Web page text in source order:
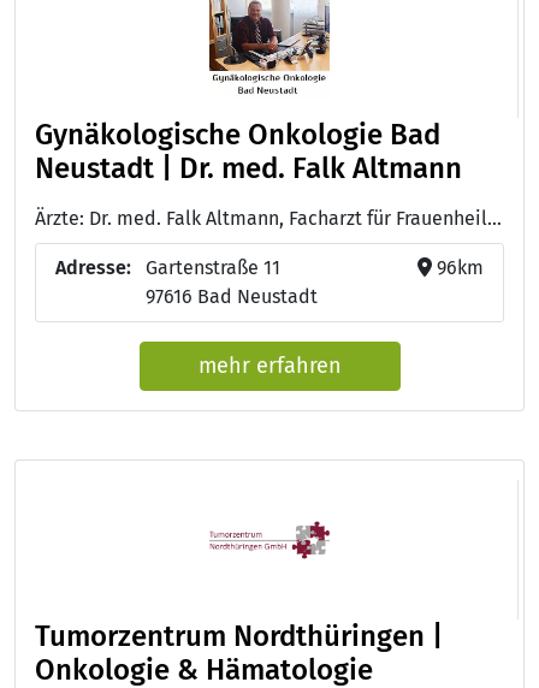
Gynäkologische Onkologie Bad
Neustadt | Dr. med. Falk Altmann
Ärzte: Dr. med. Falk Altmann, Facharzt für Frauenheilkunde mit Geburtshilfe, gynäkologischer Onkologe - Julia Rott, Arzthelferin, Fachkraft für Mammadiagnostik - Sandra Menninger, Examinierte Krankenschwester, Mammographie, Qualitätsmanagementbeauftragte - Karin Heilmann, Krankenschwester, medizinisch - onkologische Fachangestellte - Melanie Caspari, Arzthelferin, Gesundheits- und Krankenpflegerin - Barbara Schreiber, Arzthelferin - Melanie Hofmann, Arzthelferin
Adresse:
Gartenstraße 11
97616 Bad Neustadt
96km
mehr erfahren
Tumorzentrum Nordthüringen |
Onkologie & Hämatologie